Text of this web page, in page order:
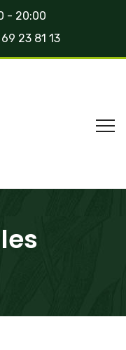
- 20:00
23 81 13